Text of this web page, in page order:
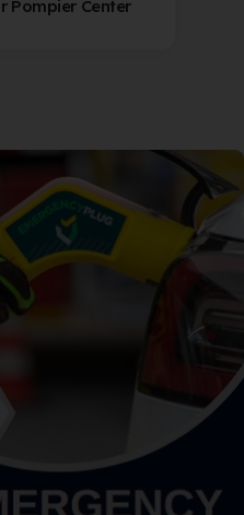
Pompier Center